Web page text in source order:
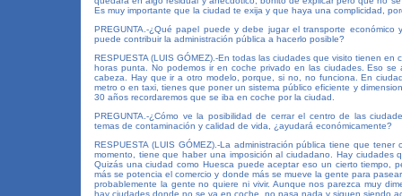
Es muy importante que la ciudad te exija y que haya una complicidad,
PREGUNTA.-¿Qué papel puede y debe jugar el transporte
puede contribuir la administración pública a hacerlo posible?
RESPUESTA (LUIS GÓMEZ).-En todas las ciudades que visito tienen
horas punta. No podemos ir en coche privado en las ciudades. Eso
cabeza. Hay que ir a otro modelo, porque, si no, no funciona. En
metro o en taxi, tienes que poner un sistema público eficiente y
30 años recordaremos que se iba en coche por la ciudad.
PREGUNTA.-¿Cómo ve la posibilidad de cerrar el centro de las
temas de contaminación y calidad de vida, ¿ayudará económicamente?
RESPUESTA (LUIS GÓMEZ).-La administración pública tiene que
momento, tiene que haber una imposición al ciudadano. Hay ciudades
Quizás una ciudad como Huesca puede aceptar eso un cierto tiempo,
más se potencia el comercio y donde más se mueve la gente para
probablemente la gente no quiere ni vivir. Aunque nos parezca muy
hay ciudades donde no se va en coche, no pasa nada y siguen siendo